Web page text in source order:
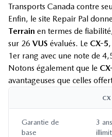
Transports Canada contre
Enfin, le site Repair Pal
Terrain en termes de
sur 26 VUS évalués. Le CX-5
1er rang avec une note de
Notons également que le
avantageuses que celles
Garantie de
base
3